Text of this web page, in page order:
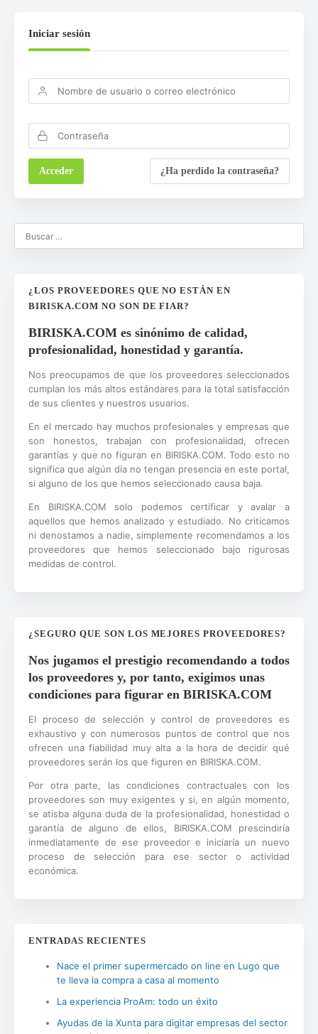
Iniciar sesión
¿Ha perdido la contraseña?
¿LOS PROVEEDORES QUE NO ESTÁN EN
BIRISKA.COM NO SON DE FIAR?
BIRISKA.COM es sinónimo de calidad,
profesionalidad, honestidad y garantía.
Nos preocupamos de que los proveedores seleccionados
cumplan los más altos estándares para la total satisfacción
de sus clientes y nuestros usuarios.
En el mercado hay muchos profesionales y empresas que
son honestos, trabajan con profesionalidad, ofrecen
garantías y que no figuran en BIRISKA.COM. Todo esto no
significa que algún día no tengan presencia en este portal,
si alguno de los que hemos seleccionado causa baja.
En BIRISKA.COM solo podemos certificar y avalar a
aquellos que hemos analizado y estudiado. No criticamos
ni denostamos a nadie, simplemente recomendamos a los
proveedores que hemos seleccionado bajo rigurosas
medidas de control.
¿SEGURO QUE SON LOS MEJORES PROVEEDORES?
Nos jugamos el prestigio recomendando a todos
los proveedores y, por tanto, exigimos unas
condiciones para figurar en BIRISKA.COM
El proceso de selección y control de proveedores es
exhaustivo y con numerosos puntos de control que nos
ofrecen una fiabilidad muy alta a la hora de decidir qué
proveedores serán los que figuren en BIRISKA.COM.
Por otra parte, las condiciones contractuales con los
proveedores son muy exigentes y si, en algún momento,
se atisba alguna duda de la profesionalidad, honestidad o
garantía de alguno de ellos, BIRISKA.COM prescindiría
inmediatamente de ese proveedor e iniciaría un nuevo
proceso de selección para ese sector o actividad
económica.
ENTRADAS RECIENTES
Nace el primer supermercado on line en Lugo que
te lleva la compra a casa al momento
La experiencia ProAm: todo un éxito
Ayudas de la Xunta para digitar empresas del sector